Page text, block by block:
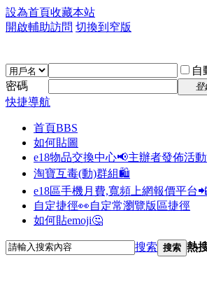
設為首頁收藏本站
開啟輔助訪問 切換到窄版
自
密碼
登
快捷導航
首頁BBS
如何貼圖
e18物品交換中心📢主辦者發佈活
淘寶互毒(動)群組🛍️
e18區手機月費,寬頻上網報價平台
自定捷徑👀自定常瀏覽版區捷徑
如何貼emoji🤔
搜索 搜索 熱